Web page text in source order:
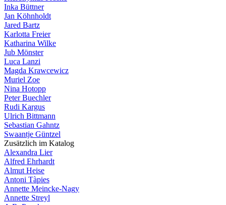
Inka Büttner
Jan Köhnholdt
Jared Bartz
Karlotta Freier
Katharina Wilke
Jub Mönster
Luca Lanzi
Magda Krawcewicz
Muriel Zoe
Nina Hotopp
Peter Buechler
Rudi Kargus
Ulrich Bittmann
Sebastian Gahntz
Swaantje Güntzel
Zusätzlich im Katalog
Alexandra Lier
Alfred Ehrhardt
Almut Heise
Antoni Tàpies
Annette Meincke-Nagy
Annette Streyl